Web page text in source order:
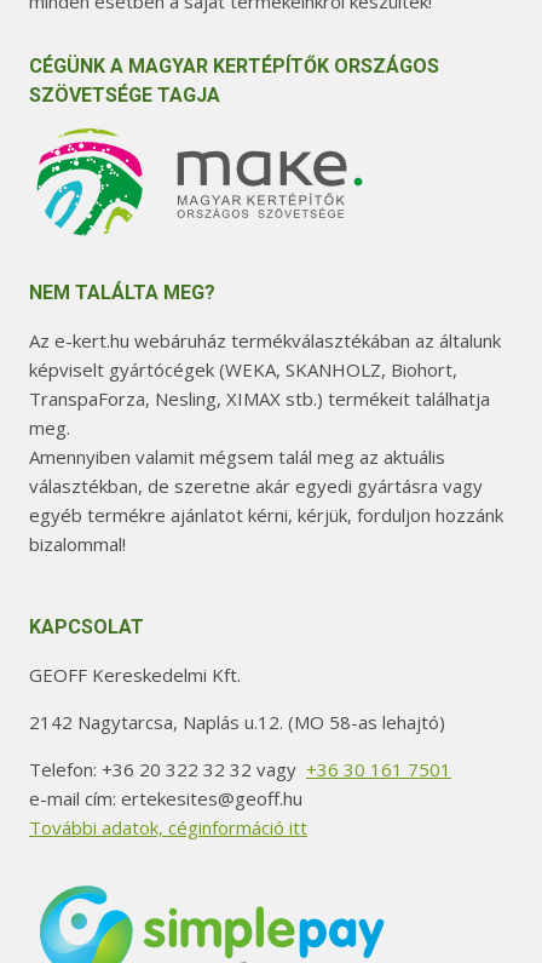
CÉGÜNK A MAGYAR KERTÉPÍTŐK ORSZÁGOS
SZÖVETSÉGE TAGJA
NEM TALÁLTA MEG?
Az e-kert.hu webáruház termékválasztékában az általunk
képviselt gyártócégek (WEKA, SKANHOLZ, Biohort,
TranspaForza, Nesling, XIMAX stb.) termékeit találhatja
meg.
Amennyiben valamit mégsem talál meg az aktuális
választékban, de szeretne akár egyedi gyártásra vagy
egyéb termékre ajánlatot kérni, kérjük, forduljon hozzánk
bizalommal!
KAPCSOLAT
GEOFF Kereskedelmi Kft.
2142 Nagytarcsa, Naplás u.12. (MO 58-as lehajtó)
Telefon: +36 20 322 32 32 vagy +36 30 161 7501
e-mail cím: ertekesites@geoff.hu
További adatok, céginformáció itt